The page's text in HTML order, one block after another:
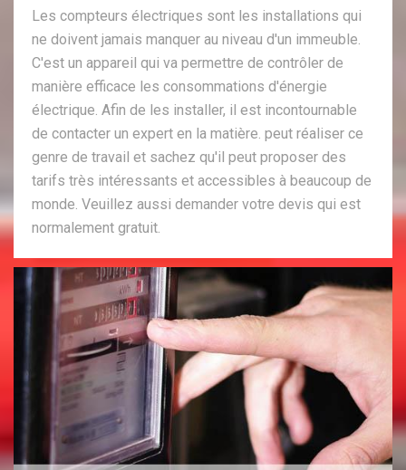
Les compteurs électriques sont les installations qui
ne doivent jamais manquer au niveau d'un immeuble.
C'est un appareil qui va permettre de contrôler de
manière efficace les consommations d'énergie
électrique. Afin de les installer, il est incontournable
de contacter un expert en la matière. peut réaliser ce
genre de travail et sachez qu'il peut proposer des
tarifs très intéressants et accessibles à beaucoup de
monde. Veuillez aussi demander votre devis qui est
normalement gratuit.